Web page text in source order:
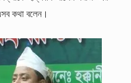
কথা বলেন।